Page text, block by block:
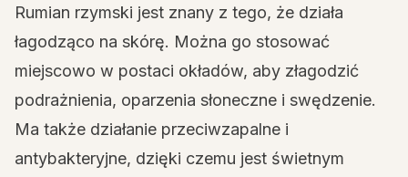
Rumian rzymski jest znany z tego, że działa
łagodząco na skórę. Można go stosować
miejscowo w postaci okładów, aby złagodzić
podrażnienia, oparzenia słoneczne i swędzenie.
Ma także działanie przeciwzapalne i
antybakteryjne, dzięki czemu jest świetnym